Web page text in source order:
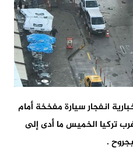
انفجار سيارة مفخخة أمام
تركيا الخميس ما أدى إلى
.